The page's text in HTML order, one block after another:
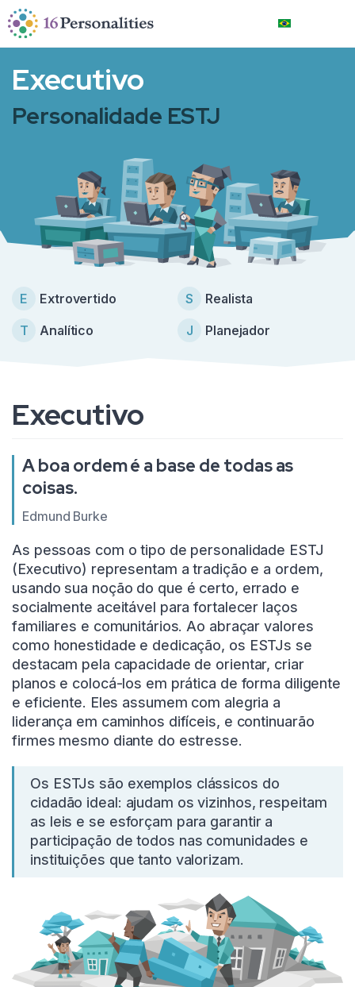
Pular para o conteúdo principal
Pular para as opções de acessibilidade
Português
Executivo
Personalidade ESTJ
E Extrovertido S
Realista
T
Analítico J Planejador
Executivo
A boa ordem é a base de todas as
coisas.
Edmund Burke
As pessoas com o tipo de personalidade ESTJ
(Executivo) representam a tradição e a ordem,
usando sua noção do que é certo, errado e
socialmente aceitável para fortalecer laços
familiares e comunitários. Ao abraçar valores
como honestidade e dedicação, os ESTJs se
destacam pela capacidade de orientar, criar
planos e colocá-los em prática de forma diligente
e eficiente. Eles assumem com alegria a
liderança em caminhos difíceis, e continuarão
firmes mesmo diante do estresse.
Os ESTJs são exemplos clássicos do
cidadão ideal: ajudam os vizinhos, respeitam
as leis e se esforçam para garantir a
participação de todos nas comunidades e
instituições que tanto valorizam.